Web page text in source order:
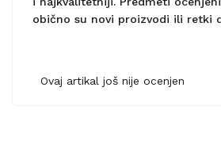
obično su novi proizvodi ili retki
Ovaj artikal još nije ocenjen